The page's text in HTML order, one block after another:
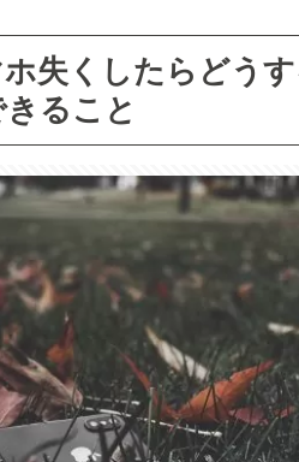
失くしたらどう
ること